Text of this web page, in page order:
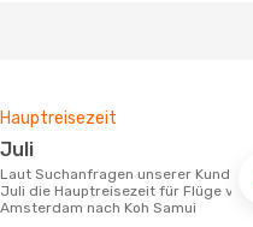
Hauptreisezeit
Juli
Laut Suchanfragen unserer Kunden ist
Juli die Hauptreisezeit für Flüge von
Amsterdam nach Koh Samui